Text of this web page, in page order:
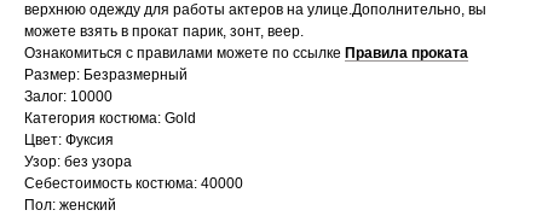
верхнюю одежду для работы актеров на улице.Дополнительно, вы
можете взять в прокат парик, зонт, веер.
Ознакомиться с правилами можете по ссылке Правила проката
Размер: Безразмерный
Залог: 10000
Категория костюма: Gold
Цвет: Фуксия
Узор: без узора
Себестоимость костюма: 40000
Пол: женский